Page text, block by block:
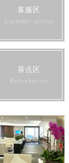
澳门特别行政区望德堂区塔石广场帝舵售后服务中心（需提前预约）
福建省福州市鼓楼区五四路128-1号恒力城写字楼15层03室帝舵售后服务中心（需提前预约）
福建省厦门市思明区湖滨东路95号万象城华润大厦B座11层1104室帝舵售后服务中心（需提前预约）
广东省潮州市潮安区新风路与潮汕路交汇处帝舵售后服务中心（需提前预约）
广东省广州市天河区天河路230号万菱汇国际中心A塔7层704室帝舵售后服务中心（需提前预约）
客服区
Customer service
茶点区
Refreshments